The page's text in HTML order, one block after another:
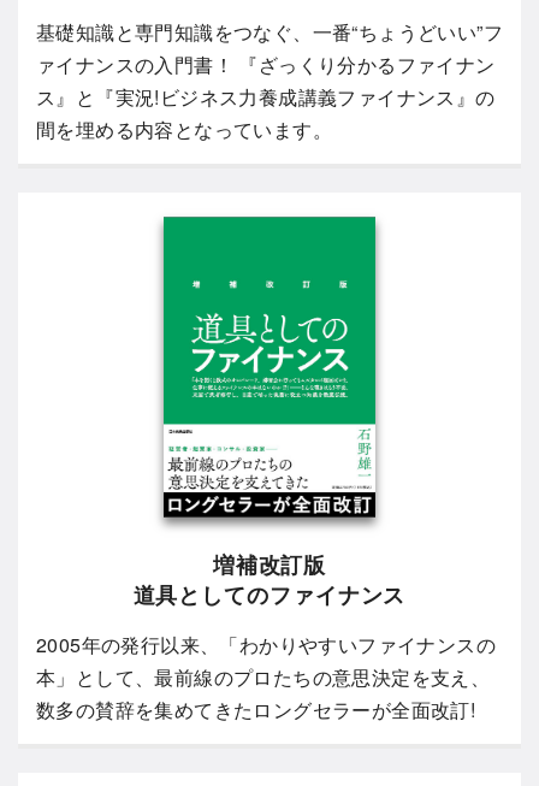
基礎知識と専門知識をつなぐ、一番“ちょうどいい”フ
ァイナンスの入門書！ 『ざっくり分かるファイナン
ス』と『実況!ビジネス力養成講義ファイナンス』の
間を埋める内容となっています。
増補改訂版
道具としてのファイナンス
2005年の発行以来、「わかりやすいファイナンスの
本」として、最前線のプロたちの意思決定を支え、
数多の賛辞を集めてきたロングセラーが全面改訂!